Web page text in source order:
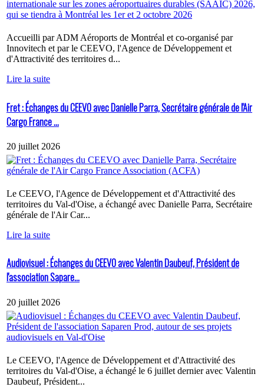
Accueilli par ADM Aéroports de Montréal et co-organisé par
Innovitech et par le CEEVO, l'Agence de Développement et
d'Attractivité des territoires d...
Lire la suite
Fret : Échanges du CEEVO avec Danielle Parra, Secrétaire générale de l'Air
Cargo France ...
20 juillet 2026
Le CEEVO, l'Agence de Développement et d'Attractivité des
territoires du Val-d'Oise, a échangé avec Danielle Parra, Secrétaire
générale de l'Air Car...
Lire la suite
Audiovisuel : Échanges du CEEVO avec Valentin Daubeuf, Président de
l'association Sapare...
20 juillet 2026
Le CEEVO, l'Agence de Développement et d'Attractivité des
territoires du Val-d'Oise, a échangé le 6 juillet dernier avec Valentin
Daubeuf, Président...